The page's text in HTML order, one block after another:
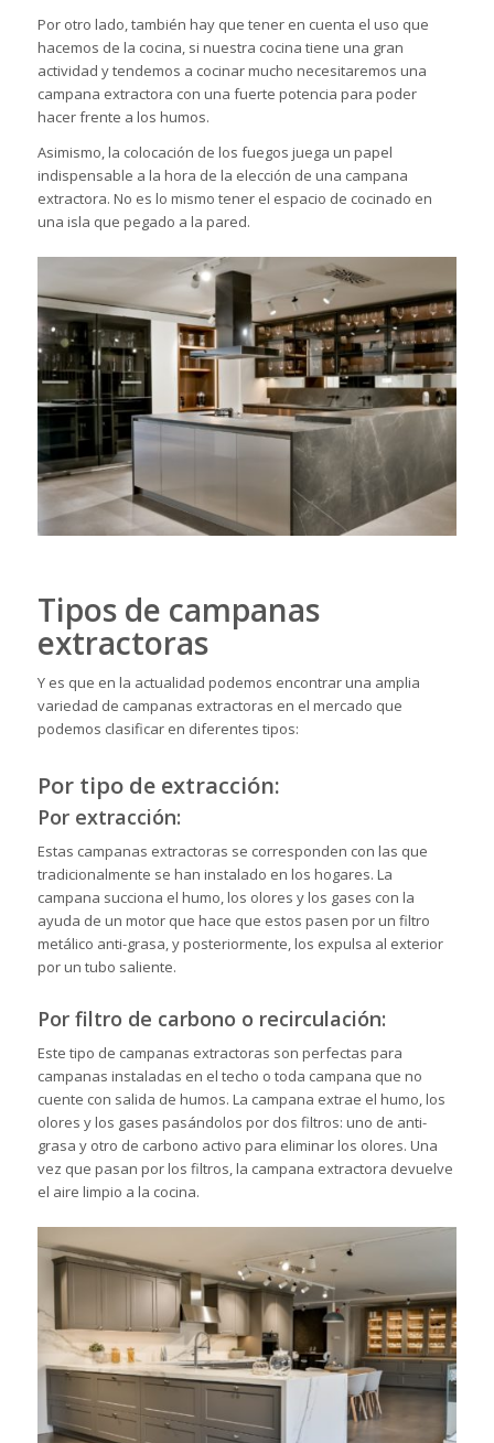
Por otro lado, también hay que tener en cuenta el uso que
hacemos de la cocina, si nuestra cocina tiene una gran
actividad y tendemos a cocinar mucho necesitaremos una
campana extractora con una fuerte potencia para poder
hacer frente a los humos.
Asimismo, la colocación de los fuegos juega un papel
indispensable a la hora de la elección de una campana
extractora. No es lo mismo tener el espacio de cocinado en
una isla que pegado a la pared.
Tipos de campanas
extractoras
Y es que en la actualidad podemos encontrar una amplia
variedad de campanas extractoras en el mercado que
podemos clasificar en diferentes tipos:
Por tipo de extracción:
Por extracción:
Estas campanas extractoras se corresponden con las que
tradicionalmente se han instalado en los hogares. La
campana succiona el humo, los olores y los gases con la
ayuda de un motor que hace que estos pasen por un filtro
metálico anti-grasa, y posteriormente, los expulsa al exterior
por un tubo saliente.
Por filtro de carbono o recirculación:
Este tipo de campanas extractoras son perfectas para
campanas instaladas en el techo o toda campana que no
cuente con salida de humos. La campana extrae el humo, los
olores y los gases pasándolos por dos filtros: uno de anti-
grasa y otro de carbono activo para eliminar los olores. Una
vez que pasan por los filtros, la campana extractora devuelve
el aire limpio a la cocina.